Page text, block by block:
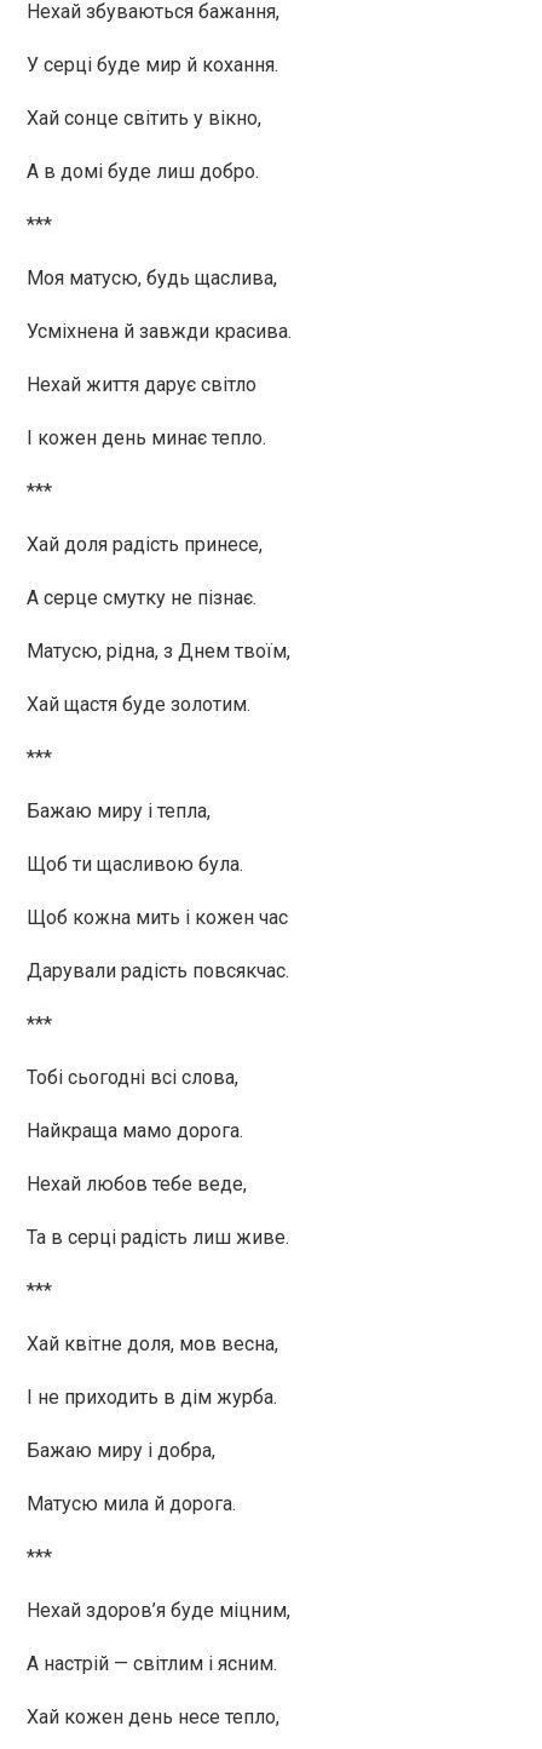
Нехай збуваються бажання,
У серці буде мир й кохання.
Хай сонце світить у вікно,
А в домі буде лиш добро.
***
Моя матусю, будь щаслива,
Усміхнена й завжди красива.
Нехай життя дарує світло
І кожен день минає тепло.
***
Хай доля радість принесе,
А серце смутку не пізнає.
Матусю, рідна, з Днем твоїм,
Хай щастя буде золотим.
***
Бажаю миру і тепла,
Щоб ти щасливою була.
Щоб кожна мить і кожен час
Дарували радість повсякчас.
***
Тобі сьогодні всі слова,
Найкраща мамо дорога.
Нехай любов тебе веде,
Та в серці радість лиш живе.
***
Хай квітне доля, мов весна,
І не приходить в дім журба.
Бажаю миру і добра,
Матусю мила й дорога.
***
Нехай здоров’я буде міцним,
А настрій — світлим і ясним.
Хай кожен день несе тепло,